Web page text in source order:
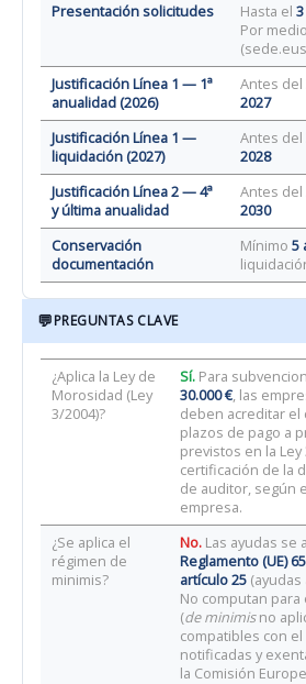
Presentación solicitudes
Hasta el
Por
Justificación Línea 1 — 1ª
anualidad (2026)
Antes del
2027
Justificación Línea 1 —
liquidación (2027)
Antes del
2028
Justificación Línea 2 — 4ª
y última anualidad
Antes del
2030
Conservación
documentación
Mínimo 5
💬PREGUNTAS CLAVE
¿Aplica la Ley de
Morosidad (Ley
3/2004)?
Sí. Para
30.000 €, las
deben acreditar el
plazos de pago a
previstos en la
certificación de la
de auditor, según
empresa.
¿Se aplica el
régimen de
minimis?
No. Las ayudas se
Reglamento (UE)
artículo 25 (ayudas
No computan
(de minimisno
compatibles con
notificadas y
la Comisión